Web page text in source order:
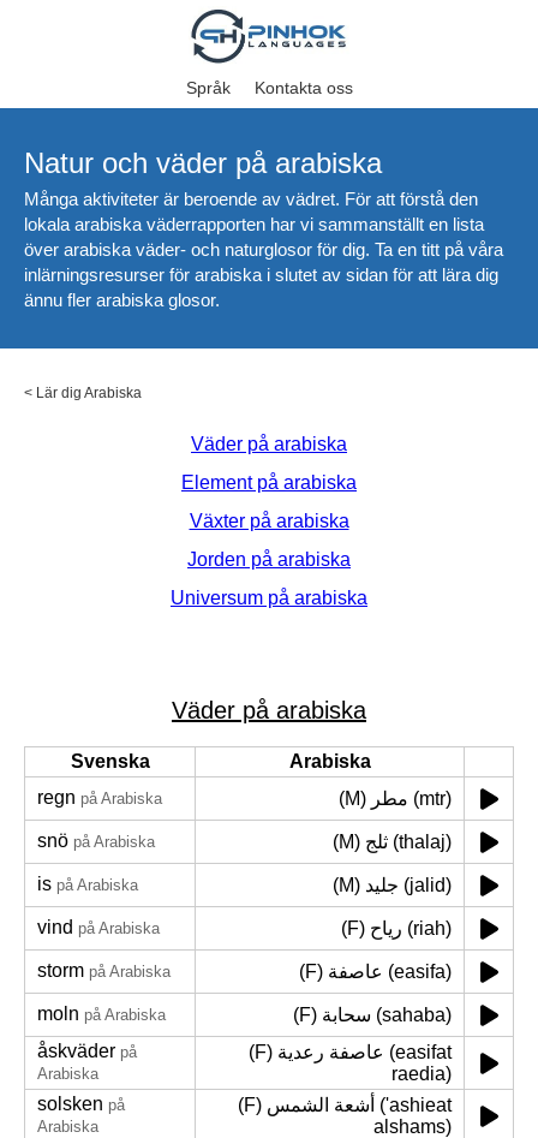
Språk Kontakta oss
Natur och väder på arabiska
Många aktiviteter är beroende av vädret. För att förstå den
lokala arabiska väderrapporten har vi sammanställt en lista
över arabiska väder- och naturglosor för dig. Ta en titt på våra
inlärningsresurser för arabiska i slutet av sidan för att lära dig
ännu fler arabiska glosor.
< Lär dig Arabiska
Väder på arabiska
Element på arabiska
Växter på arabiska
Jorden på arabiska
Universum på arabiska
Väder på arabiska
Svenska
Arabiska
regn på Arabiska (M) مطر (mtr)
snö på Arabiska (M) ثلج (thalaj)
is på Arabiska (M) جليد (jalid)
vind på Arabiska (F) رياح (riah)
storm på Arabiska (F) عاصفة (easifa)
moln på Arabiska
(F) سحابة (sahaba)
åskväder på
Arabiska
(F) عاصفة رعدية (easifat
raedia)
solsken på
Arabiska
(F) أشعة الشمس ('ashieat
alshams)